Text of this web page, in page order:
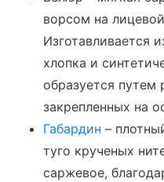
ворсом на
Изготавливается
хлопка и
образуется путем
закрепленных на
Габардин –
туго крученых
саржевое,